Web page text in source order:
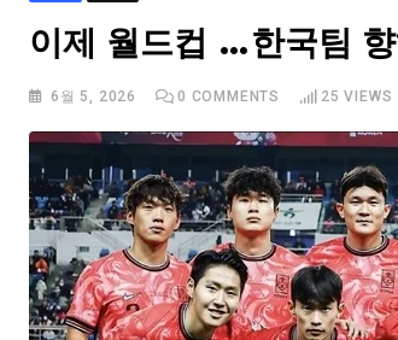
이제 월드컵 …한국팀
6월 5, 2026 0 COMMENTS 25 VIEWS